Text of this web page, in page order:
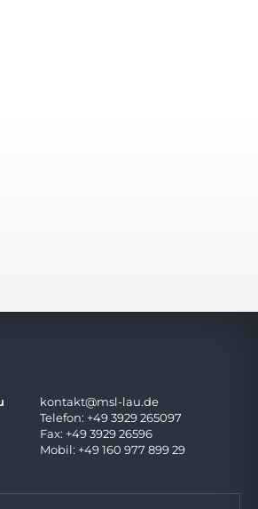
kontakt@msl-lau.de
Telefon: +49 3929 265097
Fax: +49 3929 26596
Mobil: +49 160 977 899 29